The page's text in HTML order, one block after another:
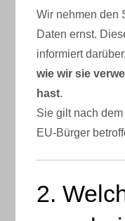
Wir nehmen den
Daten ernst.
informiert
wie wir sie
hast.
Sie gilt nach
EU-Bürger
2.